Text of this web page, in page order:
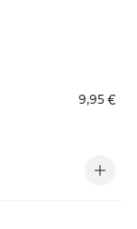
9,95 €